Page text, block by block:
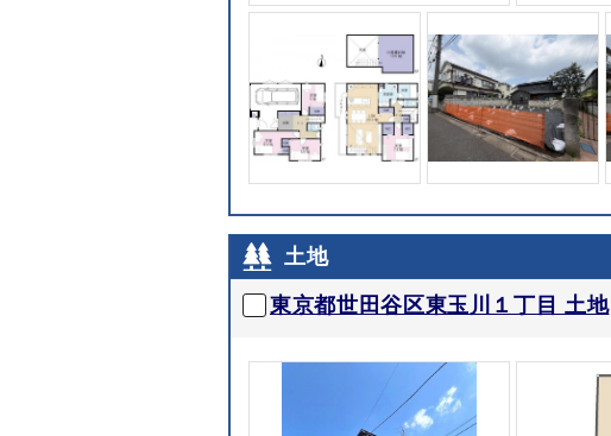
土地
東京都世田谷区東玉川１丁目 土地